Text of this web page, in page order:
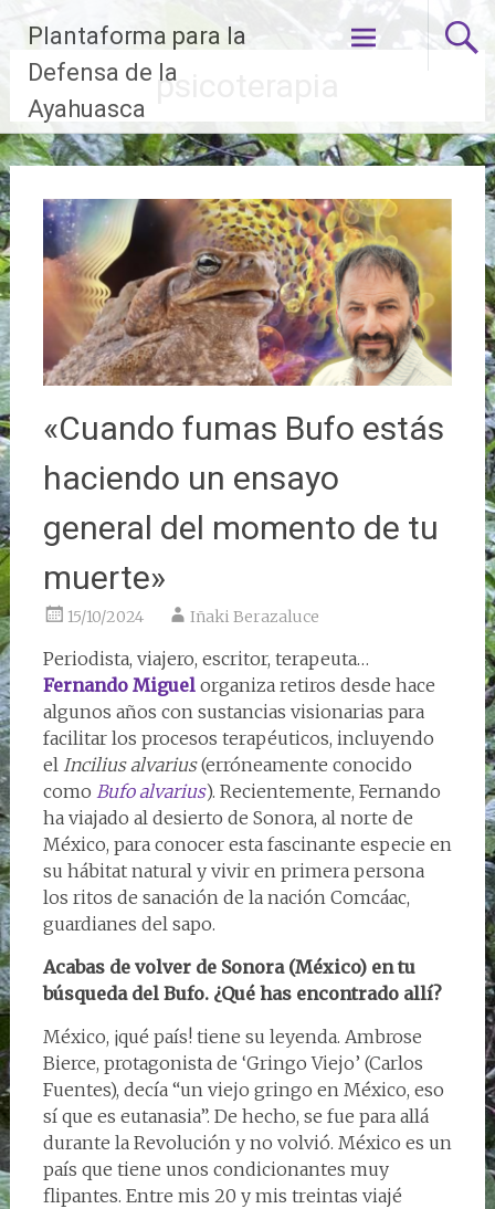
contenido
Plantaforma para la
Defensa de la
Ayahuasca
psicoterapia
«Cuando fumas Bufo estás
haciendo un ensayo
general del momento de tu
muerte»
15/10/2024 Iñaki Berazaluce
Periodista, viajero, escritor, terapeuta…
Fernando Miguel organiza retiros desde hace
algunos años con sustancias visionarias para
facilitar los procesos terapéuticos, incluyendo
el Incilius alvarius(erróneamente conocido
como Bufo alvarius). Recientemente, Fernando
ha viajado al desierto de Sonora, al norte de
México, para conocer esta fascinante especie en
su hábitat natural y vivir en primera persona
los ritos de sanación de la nación Comcáac,
guardianes del sapo.
Acabas de volver de Sonora (México) en tu
búsqueda del Bufo. ¿Qué has encontrado allí?
México, ¡qué país! tiene su leyenda. Ambrose
Bierce, protagonista de ‘Gringo Viejo’ (Carlos
Fuentes), decía “un viejo gringo en México, eso
sí que es eutanasia”. De hecho, se fue para allá
durante la Revolución y no volvió. México es un
país que tiene unos condicionantes muy
flipantes. Entre mis 20 y mis treintas viajé